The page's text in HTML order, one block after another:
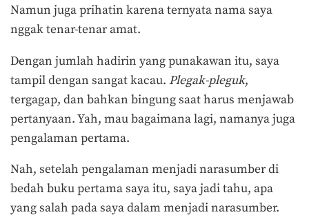
Namun juga prihatin karena ternyata nama saya
nggak tenar-tenar amat.
Dengan jumlah hadirin yang punakawan itu, saya
tampil dengan sangat kacau. Plegak-pleguk,
tergagap, dan bahkan bingung saat harus menjawab
pertanyaan. Yah, mau bagaimana lagi, namanya juga
pengalaman pertama.
Nah, setelah pengalaman menjadi narasumber di
bedah buku pertama saya itu, saya jadi tahu, apa
yang salah pada saya dalam menjadi narasumber.